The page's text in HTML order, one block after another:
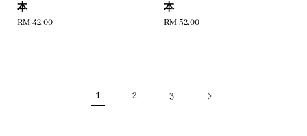
本
Regular
RM 42.00
本
Regular
RM 52.00
1 2 3